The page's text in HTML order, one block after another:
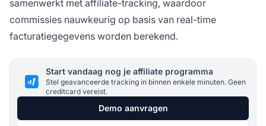
samenwerkt met affiliate-tracking, waardoor
commissies nauwkeurig op basis van real-time
facturatiegegevens worden berekend.
Start vandaag nog je affiliate programma
Stel geavanceerde tracking in binnen enkele minuten. Geen
creditcard vereist.
Demo aanvragen